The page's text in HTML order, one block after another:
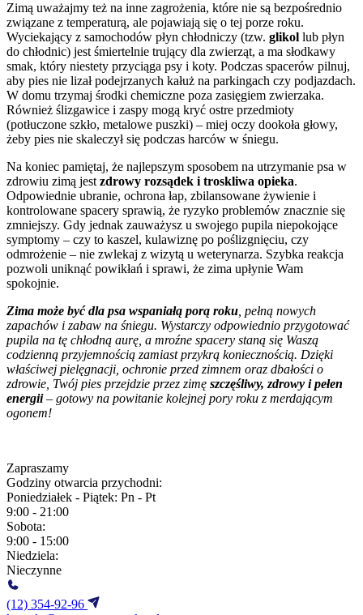
Zimą uważajmy też na inne zagrożenia, które nie są bezpośrednio
związane z temperaturą, ale pojawiają się o tej porze roku.
Wyciekający z samochodów płyn chłodniczy (tzw. glikol lub płyn
do chłodnic) jest śmiertelnie trujący dla zwierząt, a ma słodkawy
smak, który niestety przyciąga psy i koty. Podczas spacerów pilnuj,
aby pies nie lizał podejrzanych kałuż na parkingach czy podjazdach.
W domu trzymaj środki chemiczne poza zasięgiem zwierzaka.
Również ślizgawice i zaspy mogą kryć ostre przedmioty
(potłuczone szkło, metalowe puszki) – miej oczy dookoła głowy,
żeby pies nie skaleczył się podczas harców w śniegu.
Na koniec pamiętaj, że najlepszym sposobem na utrzymanie psa w
zdrowiu zimą jest zdrowy rozsądek i troskliwa opieka.
Odpowiednie ubranie, ochrona łap, zbilansowane żywienie i
kontrolowane spacery sprawią, że ryzyko problemów znacznie się
zmniejszy. Gdy jednak zauważysz u swojego pupila niepokojące
symptomy – czy to kaszel, kulawiznę po poślizgnięciu, czy
odmrożenie – nie zwlekaj z wizytą u weterynarza. Szybka reakcja
pozwoli uniknąć powikłań i sprawi, że zima upłynie Wam
spokojnie.
Zima może być dla psa wspaniałą porą roku , pełną nowych
zapachów i zabaw na śniegu. Wystarczy odpowiednio przygotować
pupila na tę chłodną aurę, a mroźne spacery staną się Waszą
codzienną przyjemnością zamiast przykrą koniecznością. Dzięki
właściwej pielęgnacji, ochronie przed zimnem oraz dbałości o
zdrowie, Twój pies przejdzie przez zimę szczęśliwy, zdrowy i pełen
energii– gotowy na powitanie kolejnej pory roku z merdającym
ogonem!
Zapraszamy
Godziny otwarcia przychodni:
Poniedziałek - Piątek: Pn - Pt
9:00 - 21:00
Sobota:
9:00 - 15:00
Niedziela:
Nieczynne
(12) 354-92-96